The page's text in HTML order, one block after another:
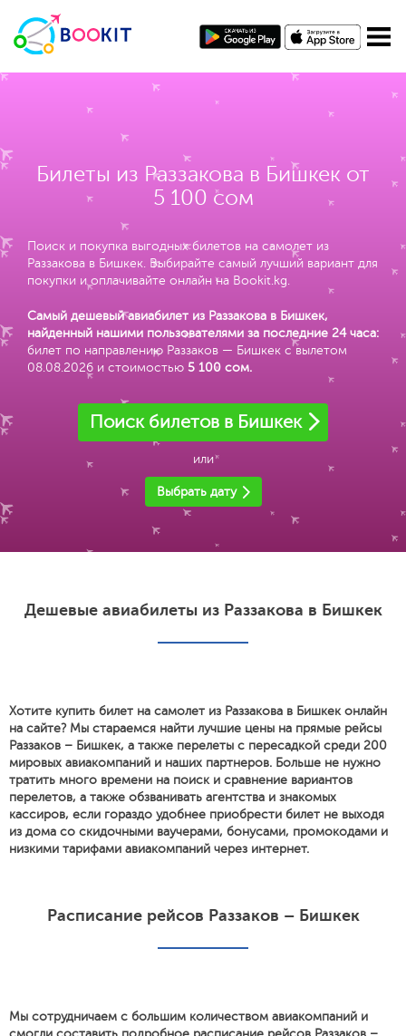
Билеты из Раззакова в Бишкек от
5 100 сом
Поиск и покупка выгодных билетов на самолет из
Раззакова в Бишкек. Выбирайте самый лучший вариант для
покупки и оплачивайте онлайн на Bookit.kg.
Самый дешевый авиабилет из Раззакова в Бишкек,
найденный нашими пользователями за последние 24 часа:
билет по направлению Раззаков — Бишкек с вылетом
08.08.2026 и стоимостью 5 100 сом.
Поиск билетов в Бишкек
или
Выбрать дату
Дешевые авиабилеты из Раззакова в Бишкек
Хотите купить билет на самолет из Раззакова в Бишкек онлайн
на сайте? Мы стараемся найти лучшие цены на прямые рейсы
Раззаков – Бишкек, а также перелеты с пересадкой среди 200
мировых авиакомпаний и наших партнеров. Больше не нужно
тратить много времени на поиск и сравнение вариантов
перелетов, а также обзванивать агентства и знакомых
кассиров, если гораздо удобнее приобрести билет не выходя
из дома со скидочными ваучерами, бонусами, промокодами и
низкими тарифами авиакомпаний через интернет.
Расписание рейсов Раззаков – Бишкек
Мы сотрудничаем с большим количеством авиакомпаний и